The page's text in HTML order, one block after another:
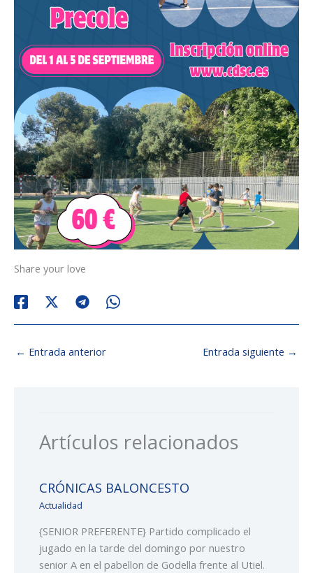
Share your love
← Entrada anterior Entrada siguiente →
Artículos relacionados
CRÓNICAS BALONCESTO
Actualidad
{SENIOR PREFERENTE} Partido complicado el
jugado en la tarde del domingo por nuestro
senior A en el pabellon de Godella frente al Utiel.